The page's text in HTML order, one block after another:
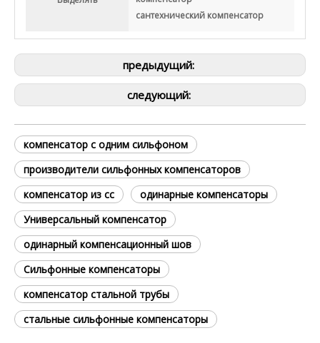
сантехнический компенсатор
предыдущий:
следующий:
компенсатор с одним сильфоном
производители сильфонных компенсаторов
компенсатор из сс
одинарные компенсаторы
Универсальный компенсатор
одинарный компенсационный шов
Сильфонные компенсаторы
компенсатор стальной трубы
стальные сильфонные компенсаторы